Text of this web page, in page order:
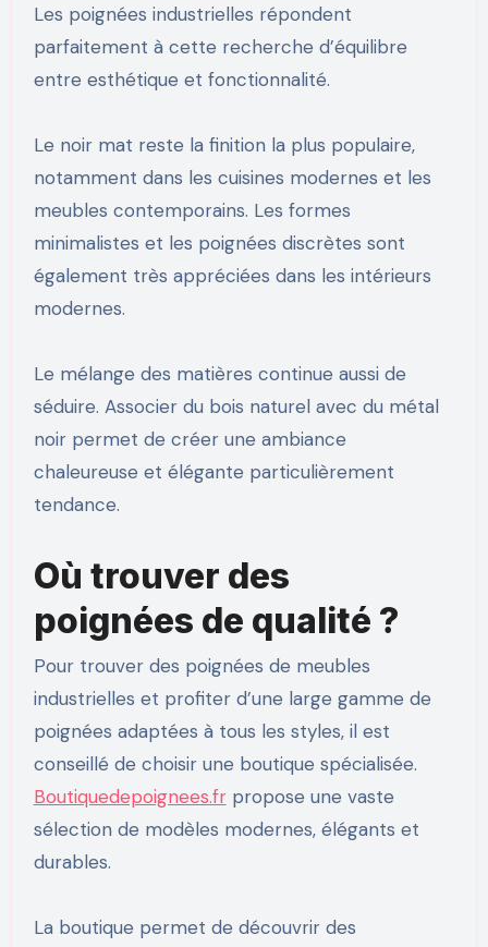
Les poignées industrielles répondent
parfaitement à cette recherche d’équilibre
entre esthétique et fonctionnalité.
Le noir mat reste la finition la plus populaire,
notamment dans les cuisines modernes et les
meubles contemporains. Les formes
minimalistes et les poignées discrètes sont
également très appréciées dans les intérieurs
modernes.
Le mélange des matières continue aussi de
séduire. Associer du bois naturel avec du métal
noir permet de créer une ambiance
chaleureuse et élégante particulièrement
tendance.
Où trouver des
poignées de qualité ?
Pour trouver des poignées de meubles
industrielles et profiter d’une large gamme de
poignées adaptées à tous les styles, il est
conseillé de choisir une boutique spécialisée.
Boutiquedepoignees.frpropose une vaste
sélection de modèles modernes, élégants et
durables.
La boutique permet de découvrir des